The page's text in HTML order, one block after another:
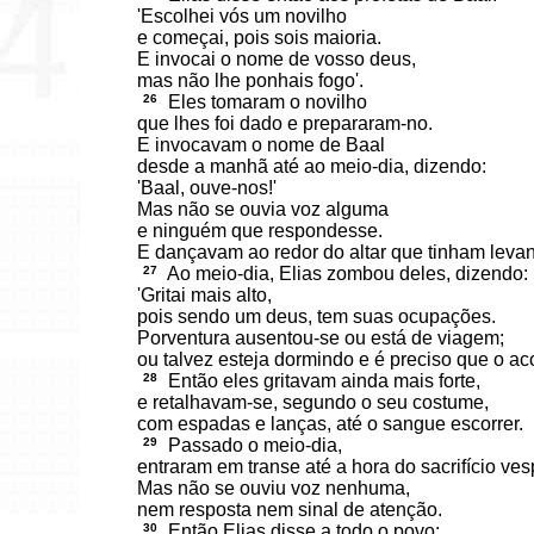
'Escolhei vós um novilho
e começai, pois sois maioria.
E invocai o nome de vosso deus,
mas não lhe ponhais fogo'.
26
Eles tomaram o novilho
que lhes foi dado e prepararam-no.
E invocavam o nome de Baal
desde a manhã até ao meio-dia, dizendo:
'Baal, ouve-nos!'
Mas não se ouvia voz alguma
e ninguém que respondesse.
E dançavam ao redor do altar que tinham
27
Ao meio-dia, Elias zombou deles, dizendo:
'Gritai mais alto,
pois sendo um deus, tem suas ocupações.
Porventura ausentou-se ou está de viagem;
ou talvez esteja dormindo e é preciso que o
28
Então eles gritavam ainda mais forte,
e retalhavam-se, segundo o seu costume,
com espadas e lanças, até o sangue escorrer.
29
Passado o meio-dia,
entraram em transe até a hora do sacrifício
Mas não se ouviu voz nenhuma,
nem resposta nem sinal de atenção.
30